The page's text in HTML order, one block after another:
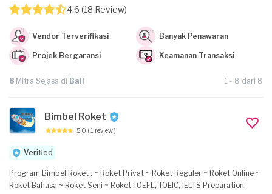
4.6 (18 Review)
Vendor Terverifikasi Banyak Penawaran
Projek Bergaransi Keamanan Transaksi
8 Mitra Sejasa di Bali 1 - 8 dari 8
Bimbel Roket
5.0 ( 1 review )
Verified
Program Bimbel Roket : ~ Roket Privat ~ Roket Reguler ~ Roket Online ~
Roket Bahasa ~ Roket Seni ~ Roket TOEFL, TOEIC, IELTS Preparation